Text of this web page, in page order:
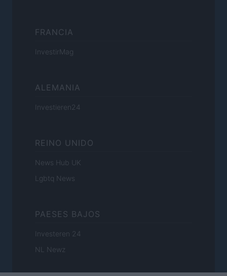
FRANCIA
InvestirMag
ALEMANIA
Investieren24
REINO UNIDO
News Hub UK
Lgbtq News
PAESES BAJOS
Investeren 24
NL Newz